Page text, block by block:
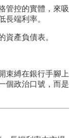
管控的實體，來吸
長端利率。
資產負債表。
束縛在銀行手腳上
個政治口號，而是